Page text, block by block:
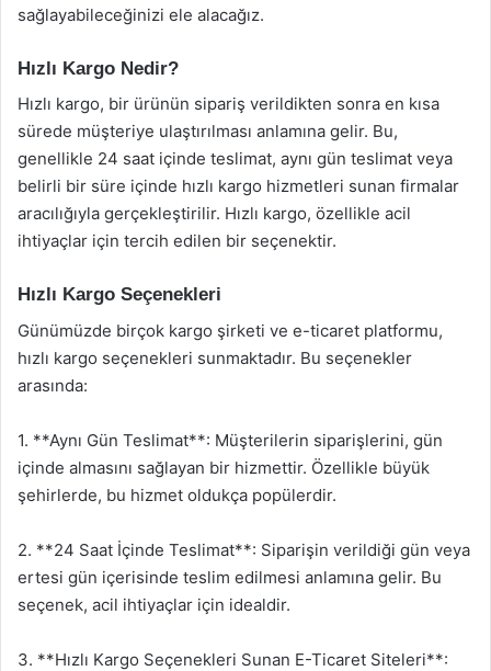
sağlayabileceğinizi ele alacağız.
Hızlı Kargo Nedir?
Hızlı kargo, bir ürünün sipariş verildikten sonra en kısa
sürede müşteriye ulaştırılması anlamına gelir. Bu,
genellikle 24 saat içinde teslimat, aynı gün teslimat veya
belirli bir süre içinde hızlı kargo hizmetleri sunan firmalar
aracılığıyla gerçekleştirilir. Hızlı kargo, özellikle acil
ihtiyaçlar için tercih edilen bir seçenektir.
Hızlı Kargo Seçenekleri
Günümüzde birçok kargo şirketi ve e-ticaret platformu,
hızlı kargo seçenekleri sunmaktadır. Bu seçenekler
arasında:
1. **Aynı Gün Teslimat**: Müşterilerin siparişlerini, gün
içinde almasını sağlayan bir hizmettir. Özellikle büyük
şehirlerde, bu hizmet oldukça popülerdir.
2. **24 Saat İçinde Teslimat**: Siparişin verildiği gün veya
ertesi gün içerisinde teslim edilmesi anlamına gelir. Bu
seçenek, acil ihtiyaçlar için idealdir.
3. **Hızlı Kargo Seçenekleri Sunan E-Ticaret Siteleri**: